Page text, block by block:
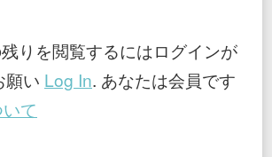
りを閲覧するにはログインが
願い Log In. あなたは会員です
て